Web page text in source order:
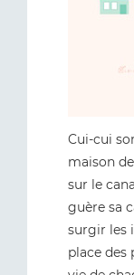
Cui-cui
maison
sur le
guère sa
surgir les
place des